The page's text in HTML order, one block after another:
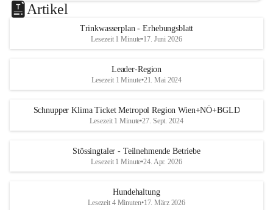
Artikel
Trinkwasserplan - Erhebungsblatt
Lesezeit 1 Minute•17. Juni 2026
Leader-Region
Lesezeit 1 Minute•21. Mai 2024
Schnupper Klima Ticket Metropol Region Wien+NÖ+BGLD
Lesezeit 1 Minute•27. Sept. 2024
Stössingtaler - Teilnehmende Betriebe
Lesezeit 1 Minute•24. Apr. 2026
Hundehaltung
Lesezeit 4 Minuten•17. März 2026